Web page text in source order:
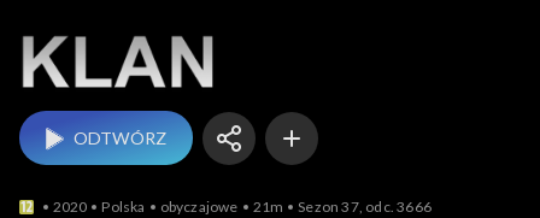
ODTWÓRZ
2020 Polska obyczajowe 21m Sezon 37, odc. 3666